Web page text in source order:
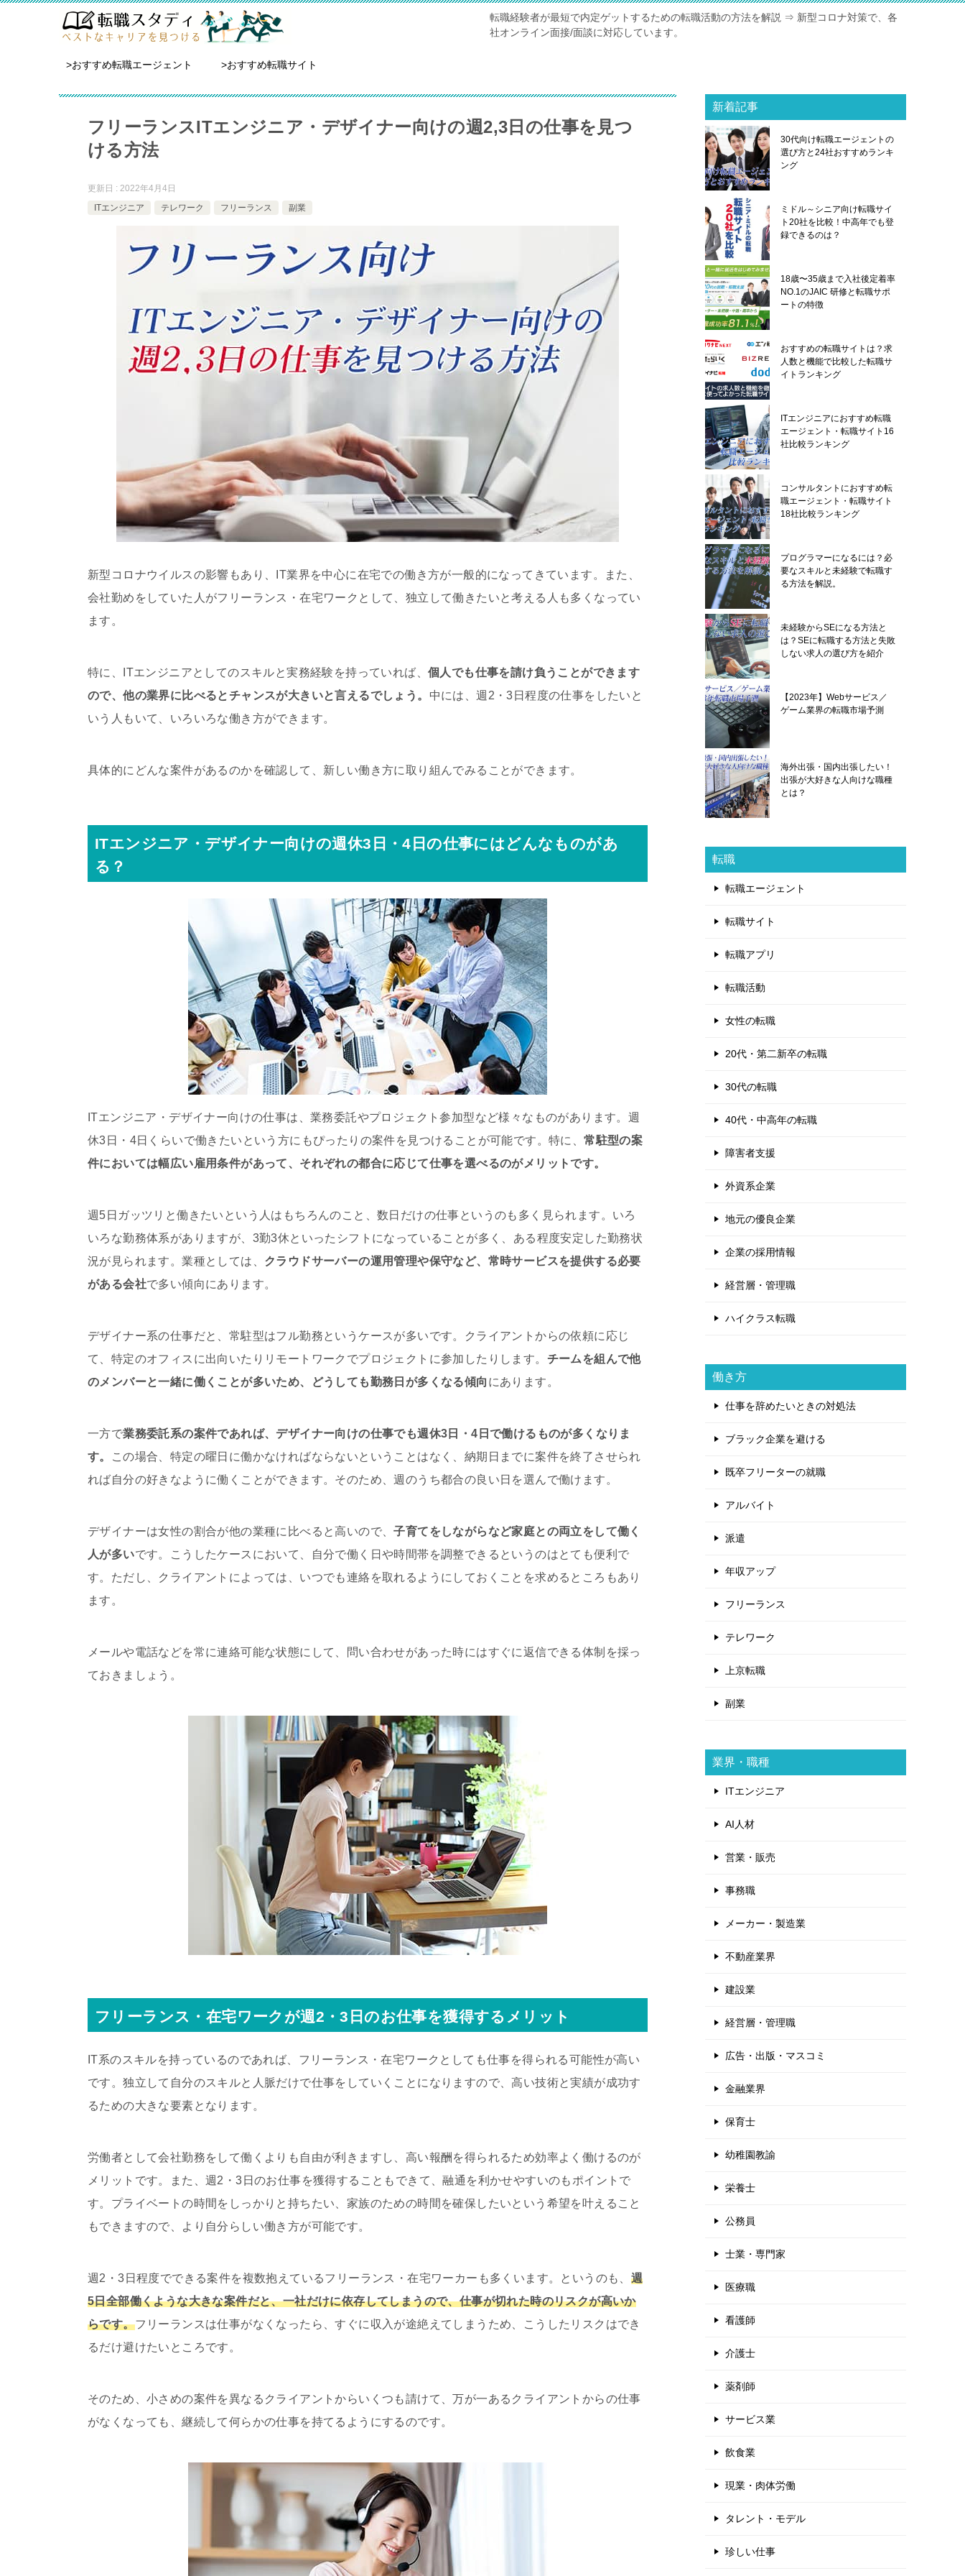
転職経験者が最短で内定ゲットするための転職活動の方法を解説 ⇒ 新型コロナ対策で、各
社オンライン面接/面談に対応しています。
>おすすめ転職エージェント >おすすめ転職サイト
フリーランスITエンジニア・デザイナー向けの週2,3日の仕事を見つ
ける方法
更新日 : 2022年4月4日
ITエンジニア
テレワーク フリーランス 副業
新型コロナウイルスの影響もあり、IT業界を中心に在宅での働き方が一般的になってきています。また、
会社勤めをしていた人がフリーランス・在宅ワークとして、独立して働きたいと考える人も多くなってい
ます。
特に、ITエンジニアとしてのスキルと実務経験を持っていれば、 個人でも仕事を請け負うことができます
ので、他の業界に比べるとチャンスが大きいと言えるでしょう。 中には、週2・3日程度の仕事をしたいと
いう人もいて、いろいろな働き方ができます。
具体的にどんな案件があるのかを確認して、新しい働き方に取り組んでみることができます。
ITエンジニア・デザイナー向けの週休3日・4日の仕事にはどんなものがあ
る？
ITエンジニア・デザイナー向けの仕事は、業務委託やプロジェクト参加型など様々なものがあります。週
休3日・4日くらいで働きたいという方にもぴったりの案件を見つけることが可能です。特に、常駐型の案
件においては幅広い雇用条件があって、それぞれの都合に応じて仕事を選べるのがメリットです。
週5日ガッツリと働きたいという人はもちろんのこと、数日だけの仕事というのも多く見られます。いろ
いろな勤務体系がありますが、3勤3休といったシフトになっていることが多く、ある程度安定した勤務状
況が見られます。業種としては、 クラウドサーバーの運用管理や保守など、常時サービスを提供する必要
がある会社で多い傾向にあります。
デザイナー系の仕事だと、常駐型はフル勤務というケースが多いです。クライアントからの依頼に応じ
て、特定のオフィスに出向いたりリモートワークでプロジェクトに参加したりします。 チームを組んで他
のメンバーと一緒に働くことが多いため、どうしても勤務日が多くなる傾向 にあります。
一方で業務委託系の案件であれば、デザイナー向けの仕事でも週休3日・4日で働けるものが多くなりま
す。
この場合、特定の曜日に働かなければならないということはなく、納期日までに案件を終了させられ
れば自分の好きなように働くことができます。そのため、週のうち都合の良い日を選んで働けます。
デザイナーは女性の割合が他の業種に比べると高いので、子育てをしながらなど家庭との両立をして働く
人が多いです。こうしたケースにおいて、自分で働く日や時間帯を調整できるというのはとても便利で
す。ただし、クライアントによっては、いつでも連絡を取れるようにしておくことを求めるところもあり
ます。
メールや電話などを常に連絡可能な状態にして、問い合わせがあった時にはすぐに返信できる体制を採っ
ておきましょう。
フリーランス・在宅ワークが週2・3日のお仕事を獲得するメリット
IT系のスキルを持っているのであれば、フリーランス・在宅ワークとしても仕事を得られる可能性が高い
です。独立して自分のスキルと人脈だけで仕事をしていくことになりますので、高い技術と実績が成功す
るための大きな要素となります。
労働者として会社勤務をして働くよりも自由が利きますし、高い報酬を得られるため効率よく働けるのが
メリットです。また、週2・3日のお仕事を獲得することもできて、融通を利かせやすいのもポイントで
す。プライベートの時間をしっかりと持ちたい、家族のための時間を確保したいという希望を叶えること
もできますので、より自分らしい働き方が可能です。
週2・3日程度でできる案件を複数抱えているフリーランス・在宅ワーカーも多くいます。というのも、 週
5日全部働くような大きな案件だと、一社だけに依存してしまうので、仕事が切れた時のリスクが高いか
らです。フリーランスは仕事がなくなったら、すぐに収入が途絶えてしまうため、こうしたリスクはでき
るだけ避けたいところです。
そのため、小さめの案件を異なるクライアントからいくつも請けて、万が一あるクライアントからの仕事
がなくなっても、継続して何らかの仕事を持てるようにするのです。
新着記事
30代向け転職エージェントの
選び方と24社おすすめランキ
ング
ミドル～シニア向け転職サイ
ト20社を比較！中高年でも登
録できるのは？
18歳〜35歳まで入社後定着率
NO.1のJAIC 研修と転職サポ
ートの特徴
おすすめの転職サイトは？求
人数と機能で比較した転職サ
イトランキング
ITエンジニアにおすすめ転職
エージェント・転職サイト16
社比較ランキング
コンサルタントにおすすめ転
職エージェント・転職サイト
18社比較ランキング
プログラマーになるには？必
要なスキルと未経験で転職す
る方法を解説。
未経験からSEになる方法と
は？SEに転職する方法と失敗
しない求人の選び方を紹介
【2023年】Webサービス／
ゲーム業界の転職市場予測
海外出張・国内出張したい！
出張が大好きな人向けな職種
とは？
転職
転職エージェント
転職サイト
転職アプリ
転職活動
女性の転職
20代・第二新卒の転職
30代の転職
40代・中高年の転職
障害者支援
外資系企業
地元の優良企業
企業の採用情報
経営層・管理職
ハイクラス転職
働き方
仕事を辞めたいときの対処法
ブラック企業を避ける
既卒フリーターの就職
アルバイト
派遣
年収アップ
フリーランス
テレワーク
上京転職
副業
業界・職種
ITエンジニア
AI人材
営業・販売
事務職
メーカー・製造業
不動産業界
建設業
経営層・管理職
広告・出版・マスコミ
金融業界
保育士
幼稚園教諭
栄養士
公務員
士業・専門家
医療職
看護師
介護士
薬剤師
サービス業
飲食業
現業・肉体労働
タレント・モデル
珍しい仕事